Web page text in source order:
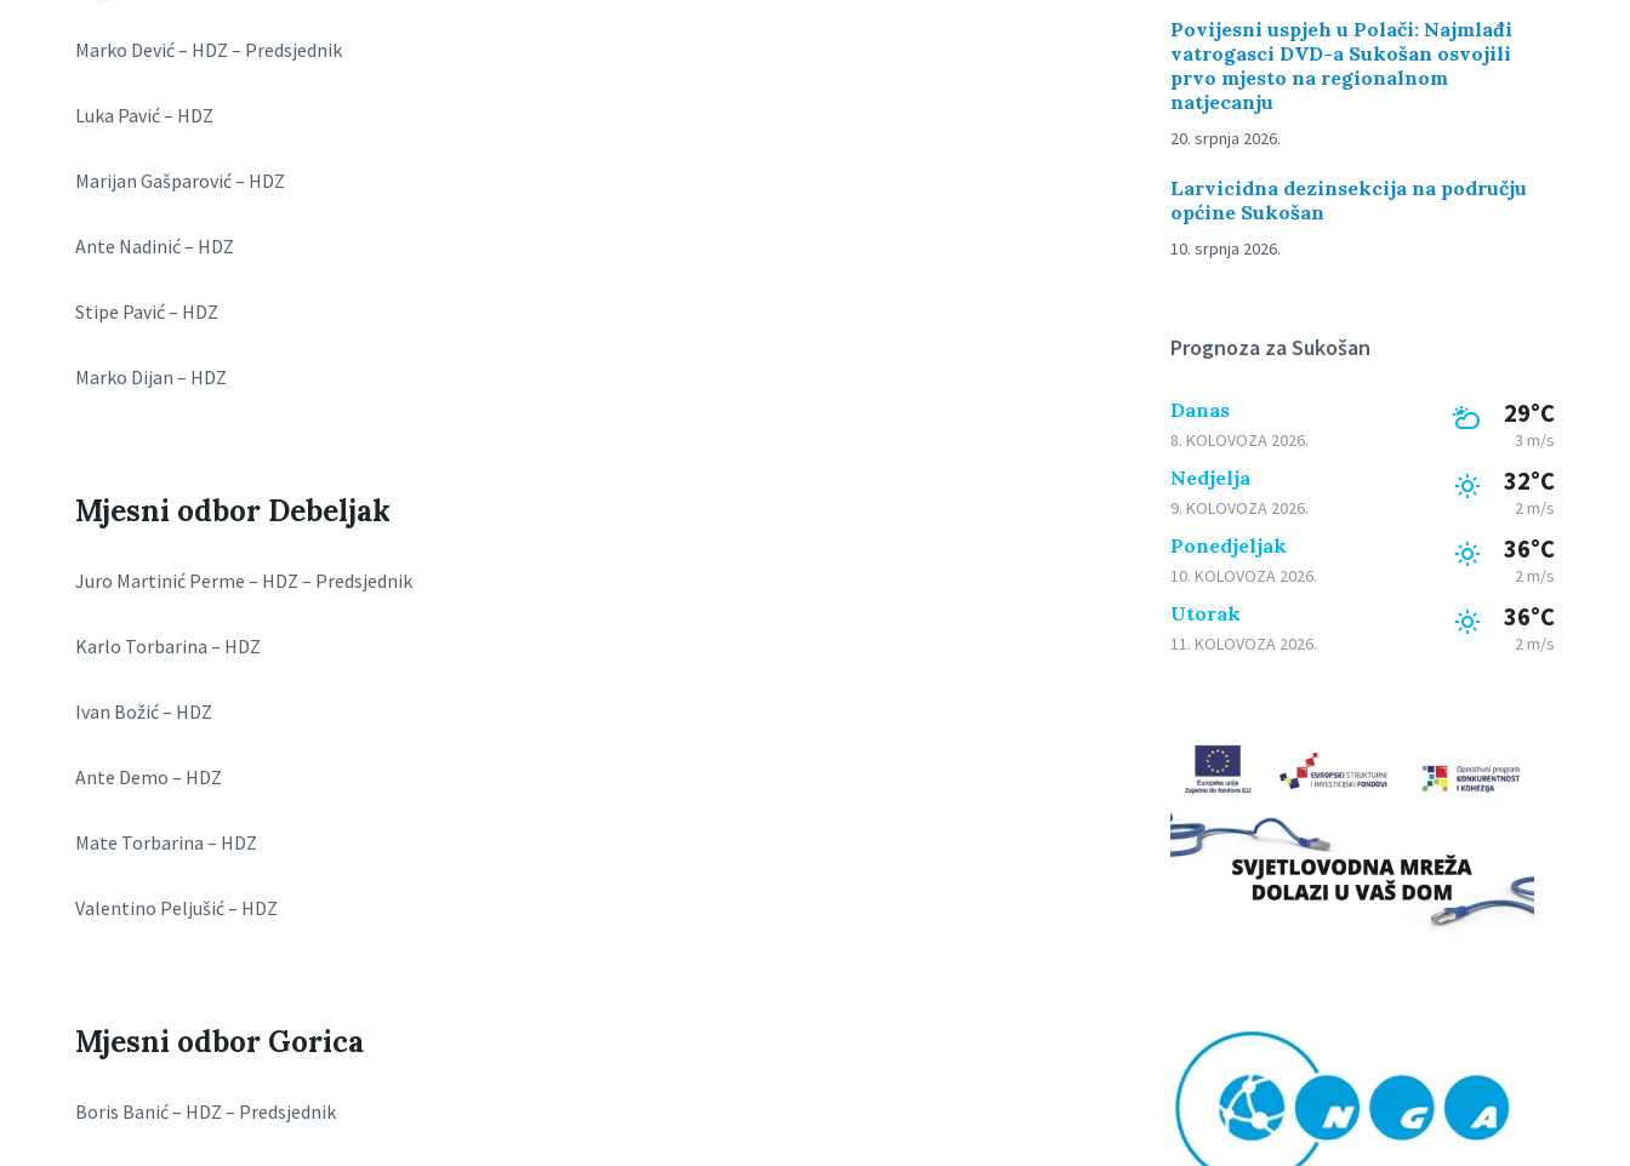
Marko Dević – HDZ – Predsjednik
Luka Pavić – HDZ
Marijan Gašparović – HDZ
Ante Nadinić – HDZ
Stipe Pavić – HDZ
Marko Dijan – HDZ
Mjesni odbor Debeljak
Juro Martinić Perme – HDZ – Predsjednik
Karlo Torbarina – HDZ
Ivan Božić – HDZ
Ante Demo – HDZ
Mate Torbarina – HDZ
Valentino Peljušić – HDZ
Mjesni odbor Gorica
Boris Banić – HDZ – Predsjednik
Povijesni uspjeh u Polači: Najmlađi
vatrogasci DVD-a Sukošan osvojili
prvo mjesto na regionalnom
natjecanju
20. srpnja 2026.
Larvicidna dezinsekcija na području
općine Sukošan
10. srpnja 2026.
Prognoza za Sukošan
Danas
8. KOLOVOZA 2026.
29°C
3 m/s
Nedjelja
9. KOLOVOZA 2026.
32°C
2 m/s
Ponedjeljak
10. KOLOVOZA 2026.
36°C
2 m/s
Utorak
11. KOLOVOZA 2026.
36°C
2 m/s